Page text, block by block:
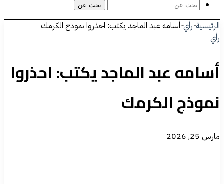
بحث عن
الرئيسية-رأي-أسامه عبد الماجد يكتب: احذروا نموذج الكرمك
رأي
أسامه عبد الماجد يكتب: احذروا
نموذج الكرمك
مارس 25, 2026